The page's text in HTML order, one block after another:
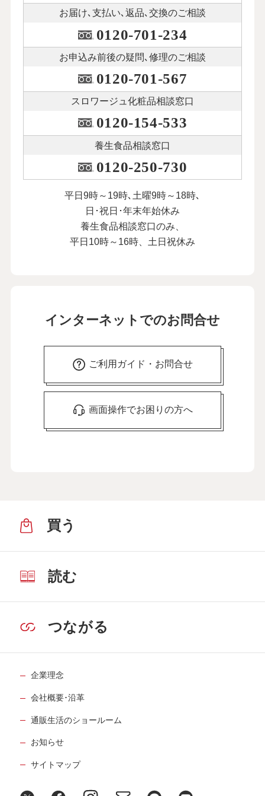
お届け､支払い､ 返品､交換のご相談
0120-701-234
お申込み前後の疑問､修理のご相談
0120-701-567
スロワージュ化粧品相談窓口
0120-154-533
養生食品相談窓口
0120-250-730
平日9時～19時､土曜9時～18時､
日･祝日･年末年始休み
養生食品相談窓口のみ、
平日10時～16時、土日祝休み
インターネットでのお問合せ
ご利用ガイド・お問合せ
画面操作でお困りの方へ
買う
読む
つながる
企業理念
会社概要･沿革
通販生活のショールーム
お知らせ
サイトマップ